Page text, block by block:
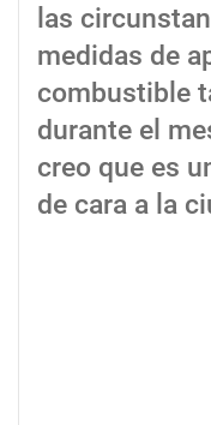
las
medidas de
combustible
durante el
creo que es
de cara a la